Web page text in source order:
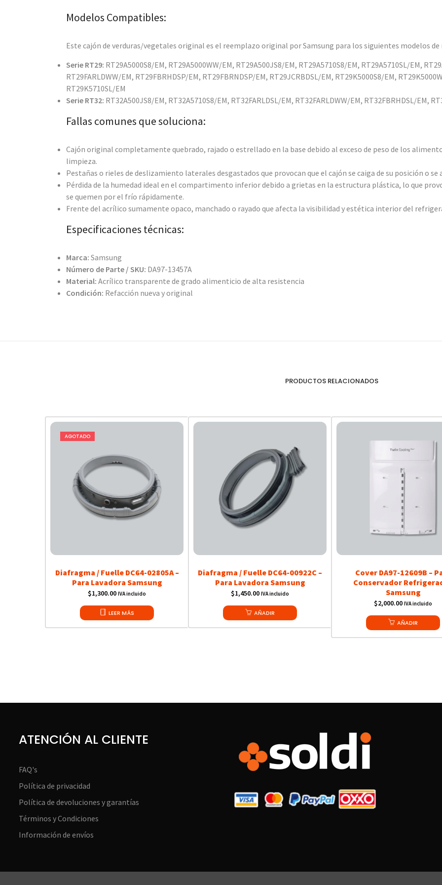
Modelos Compatibles:
Este cajón de verduras/vegetales original es el reemplazo original por Samsung para los siguientes modelos
Serie RT29: RT29A5000S8/EM, RT29A5000WW/EM, RT29A500JS8/EM, RT29A5710S8/EM, RT29A5710SL/EM,
RT29FARLDWW/EM, RT29FBRHDSP/EM, RT29FBRNDSP/EM, RT29JCRBDSL/EM, RT29K5000S8/EM,
RT29K5710SL/EM
Serie RT32: RT32A500JS8/EM, RT32A5710S8/EM, RT32FARLDSL/EM, RT32FARLDWW/EM, RT32FBRHDSL/EM,
Fallas comunes que soluciona:
Cajón original completamente quebrado, rajado o estrellado en la base debido al exceso de peso de los
limpieza.
Pestañas o rieles de deslizamiento laterales desgastados que provocan que el cajón se caiga de su posición o
Pérdida de la humedad ideal en el compartimento inferior debido a grietas en la estructura plástica, lo que
se quemen por el frío rápidamente.
Frente del acrílico sumamente opaco, manchado o rayado que afecta la visibilidad y estética interior del
Especificaciones técnicas:
Marca: Samsung
Número de Parte / SKU: DA97-13457A
Material: Acrílico transparente de grado alimenticio de alta resistencia
Condición: Refacción nueva y original
PRODUCTOS RELACIONADOS
AGOTADO
Diafragma / Fuelle DC64-02805A –
Para Lavadora Samsung
$1,300.00 IVA incluido
LEER MÁS
Diafragma / Fuelle DC64-00922C –
Para Lavadora Samsung
$1,450.00 IVA incluido
AÑADIR
Cover DA97-12609B –
Conservador
Samsung
$2,000.00 IVA incluido
AÑADIR
ATENCIÓN AL CLIENTE
FAQ's
Política de privacidad
Política de devoluciones y garantías
Términos y Condiciones
Información de envíos